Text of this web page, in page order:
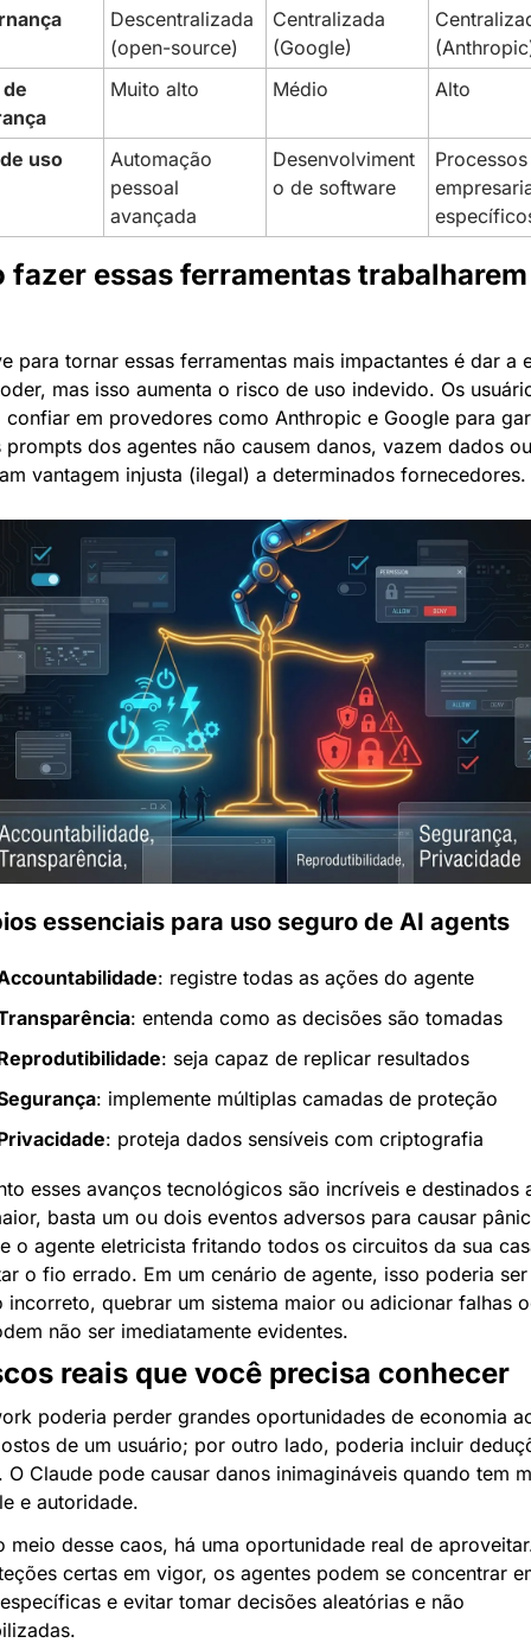
Descentralizada
(open-source)
Centralizada
(Google)
Muito alto Médio Alto
uso
Automação
pessoal
avançada
Desenvolviment
o de software
Processos
fazer essas ferramentas trabalharem
para tornar essas ferramentas mais impactantes é dar a
mas isso aumenta o risco de uso indevido. Os
confiar em provedores como Anthropic e Google para
prompts dos agentes não causem danos, vazem dados ou
vantagem injusta (ilegal) a determinados fornecedores.
essenciais para uso seguro de AI agents
: registre todas as ações do agente
: entenda como as decisões são tomadas
: seja capaz de replicar resultados
: implemente múltiplas camadas de proteção
: proteja dados sensíveis com criptografia
esses avanços tecnológicos são incríveis e destinados
basta um ou dois eventos adversos para causar
o agente eletricista fritando todos os circuitos da sua
o fio errado. Em um cenário de agente, isso poderia
incorreto, quebrar um sistema maior ou adicionar falhas
não ser imediatamente evidentes.
reais que você precisa conhecer
poderia perder grandes oportunidades de economia
de um usuário; por outro lado, poderia incluir
O Claude pode causar danos inimagináveis quando tem
e autoridade.
meio desse caos, há uma oportunidade real de
certas em vigor, os agentes podem se concentrar
e evitar tomar decisões aleatórias e não